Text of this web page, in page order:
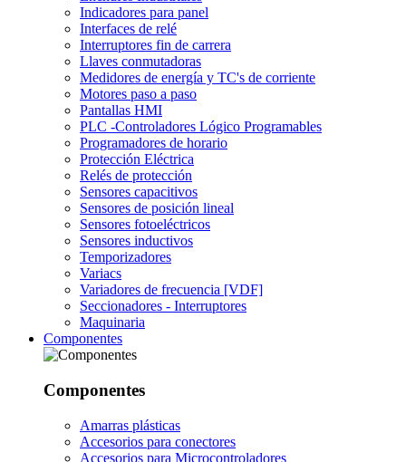
Indicadores para panel
Interfaces de relé
Interruptores fin de carrera
Llaves conmutadoras
Medidores de energía y TC's de corriente
Motores paso a paso
Pantallas HMI
PLC -Controladores Lógico Programables
Programadores de horario
Protección Eléctrica
Relés de protección
Sensores capacitivos
Sensores de posición lineal
Sensores fotoeléctricos
Sensores inductivos
Temporizadores
Variacs
Variadores de frecuencia [VDF]
Seccionadores - Interruptores
Maquinaria
Componentes
Componentes
Amarras plásticas
Accesorios para conectores
Accesorios para Microcontroladores